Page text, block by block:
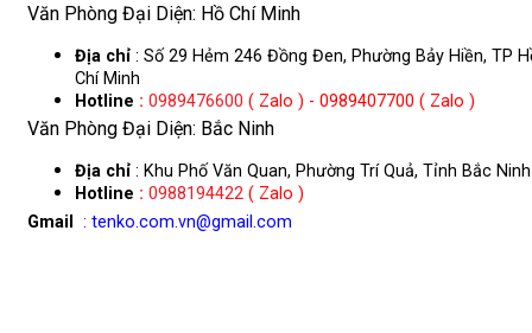
Văn Phòng Đại Diện: Hồ Chí Minh
Địa chỉ : Số 29 Hẻm 246 Đồng Đen, Phường Bảy Hiền, TP
Chí Minh
Hotline : 0989476600 ( Zalo ) - 0989407700 ( Zalo )
Văn Phòng Đại Diện: Bắc Ninh
Địa chỉ : Khu Phố Văn Quan, Phường Trí Quả, Tỉnh Bắc Ninh
Hotline : 0988194422 ( Zalo )
Gmail
: tenko.com.vn@gmail.com